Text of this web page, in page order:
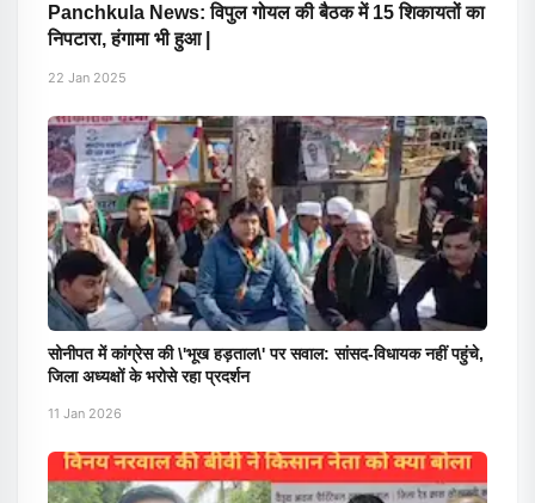
Panchkula News: विपुल गोयल की बैठक में 15 शिकायतों का
निपटारा, हंगामा भी हुआ |
22 Jan 2025
सोनीपत में कांग्रेस की \'भूख हड़ताल\' पर सवाल: सांसद-विधायक नहीं पहुंचे,
जिला अध्यक्षों के भरोसे रहा प्रदर्शन
11 Jan 2026